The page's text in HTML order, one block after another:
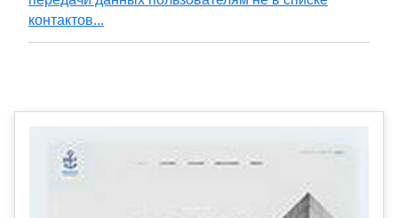
контактов...